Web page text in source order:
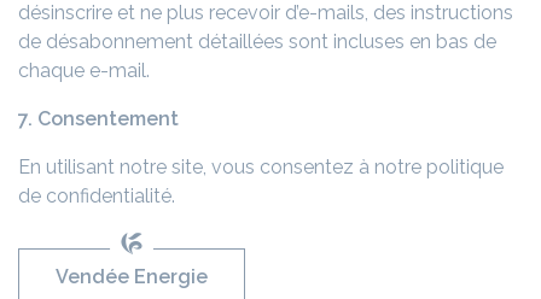
désinscrire et ne plus recevoir d’e-mails, des instructions
de désabonnement détaillées sont incluses en bas de
chaque e-mail.
7. Consentement
En utilisant notre site, vous consentez à notre politique
de confidentialité.
Vendée Energie